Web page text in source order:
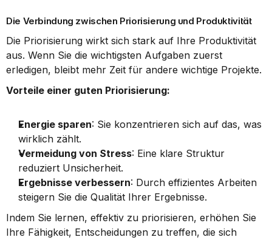
Die Verbindung zwischen Priorisierung und Produktivität
Die Priorisierung wirkt sich stark auf Ihre Produktivität
aus. Wenn Sie die wichtigsten Aufgaben zuerst
erledigen, bleibt mehr Zeit für andere wichtige Projekte.
Vorteile einer guten Priorisierung:
Energie sparen: Sie konzentrieren sich auf das, was
wirklich zählt.
Vermeidung von Stress: Eine klare Struktur
reduziert Unsicherheit.
Ergebnisse verbessern: Durch effizientes Arbeiten
steigern Sie die Qualität Ihrer Ergebnisse.
Indem Sie lernen, effektiv zu priorisieren, erhöhen Sie
Ihre Fähigkeit, Entscheidungen zu treffen, die sich